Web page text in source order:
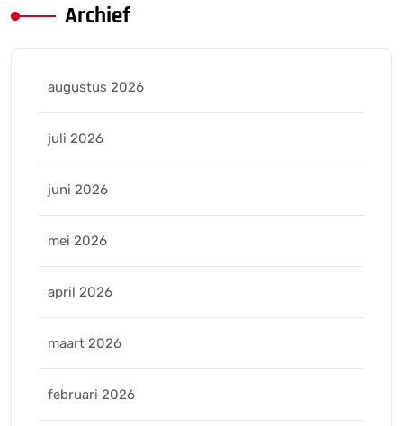
Archief
augustus 2026
juli 2026
juni 2026
mei 2026
april 2026
maart 2026
februari 2026